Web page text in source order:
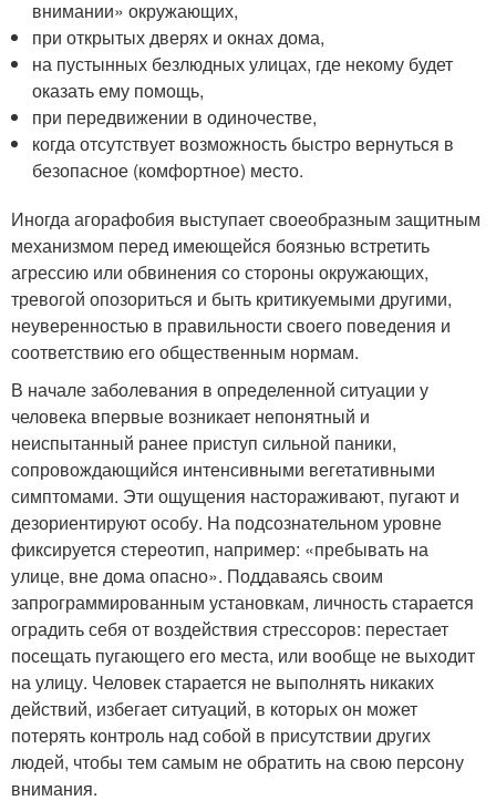
внимании» окружающих,
при открытых дверях и окнах дома,
на пустынных безлюдных улицах, где некому будет
оказать ему помощь,
при передвижении в одиночестве,
когда отсутствует возможность быстро вернуться в
безопасное (комфортное) место.
Иногда агорафобия выступает своеобразным защитным
механизмом перед имеющейся боязнью встретить
агрессию или обвинения со стороны окружающих,
тревогой опозориться и быть критикуемыми другими,
неуверенностью в правильности своего поведения и
соответствию его общественным нормам.
В начале заболевания в определенной ситуации у
человека впервые возникает непонятный и
неиспытанный ранее приступ сильной паники,
сопровождающийся интенсивными вегетативными
симптомами. Эти ощущения настораживают, пугают и
дезориентируют особу. На подсознательном уровне
фиксируется стереотип, например: «пребывать на
улице, вне дома опасно». Поддаваясь своим
запрограммированным установкам, личность старается
оградить себя от воздействия стрессоров: перестает
посещать пугающего его места, или вообще не выходит
на улицу. Человек старается не выполнять никаких
действий, избегает ситуаций, в которых он может
потерять контроль над собой в присутствии других
людей, чтобы тем самым не обратить на свою персону
внимания.